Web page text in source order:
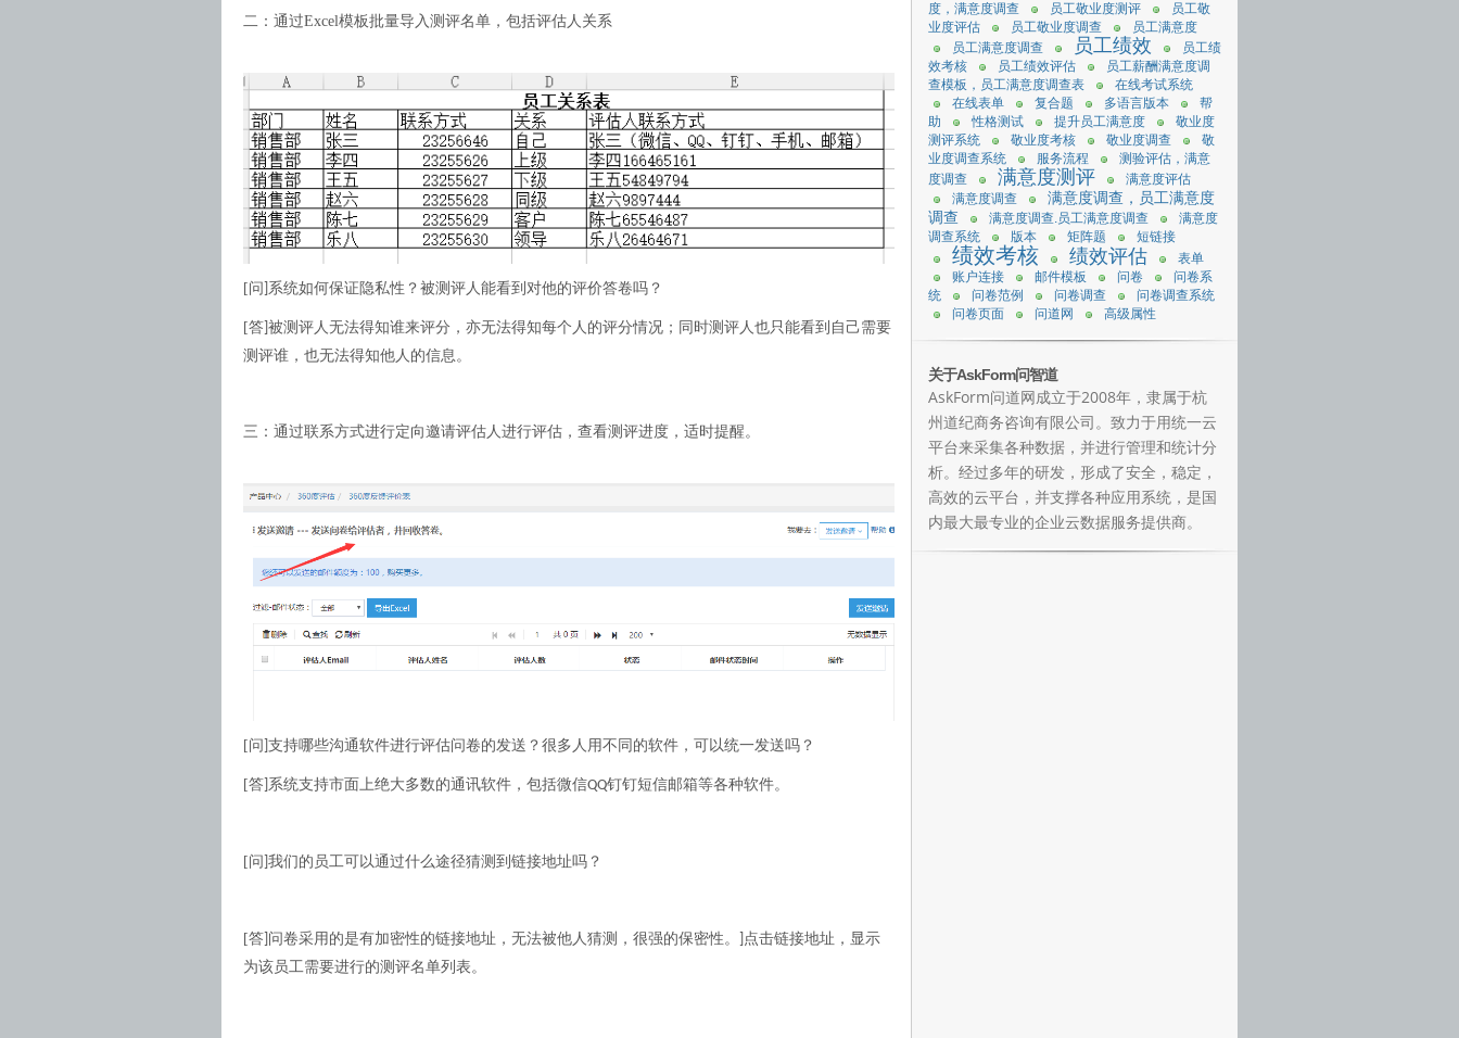
二：通过Excel模板批量导入测评名单，包括评估人关系
[问 系统如何保证隐私性？被测评人能看到对他的评价答卷吗？
[答 被测评人无法得知谁来评分，亦无法得知每个人的评分情况；同时测评人也只能看到自己需要
测评谁，也无法得知他人的信息。
三：通过联系方式进行定向邀请评估人进行评估，查看测评进度，适时提醒。
[问 支持哪些沟通软件进行评估问卷的发送？很多人用不同的软件，可以统一发送吗？
[答 系统支持市面上绝大多数的通讯软件，包括微信QQ钉钉短信邮箱等各种软件。
[问 我们的员工可以通过什么途径猜测到链接地址吗？
[答 问卷采用的是有加密性的链接地址，无法被他人猜测，很强的保密性。
点击链接地址，显示
为该员工需要进行的测评名单列表。
度，满意度调查
员工敬业度测评
员工敬
业度评估
员工敬业度调查
员工满意度
员工满意度调查
员工绩效
员工绩
效考核
员工绩效评估
员工薪酬满意度调
查模板，员工满意度调查表
在线考试系统
在线表单
复合题 多语言版本
帮
助
性格测试 提升员工满意度
敬业度
测评系统
敬业度考核 敬业度调查
敬
业度调查系统
服务流程
测验评估，满意
度调查
满意度测评
满意度评估
满意度调查
满意度调查，员工满意度
调查
满意度调查.员工满意度调查
满意度
调查系统
版本 矩阵题 短链接
绩效考核 绩效评估
表单
账户连接
邮件模板 问卷
问卷系
统
问卷范例 问卷调查
问卷调查系统
问卷页面
问道网 高级属性
关于AskForm问智道
AskForm问道网成立于2008年，隶属于杭
州道纪商务咨询有限公司。致力于用统一云
平台来采集各种数据，并进行管理和统计分
析。 经过多年的研发，形成了安全，稳定，
高效的云平台，并支撑各种应用系统，是国
内最大最专业的企业云数据服务提供商。